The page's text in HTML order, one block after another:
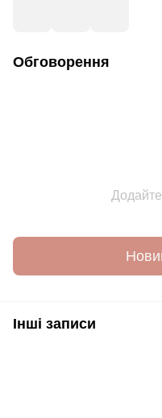
Обговорення
Інші записи